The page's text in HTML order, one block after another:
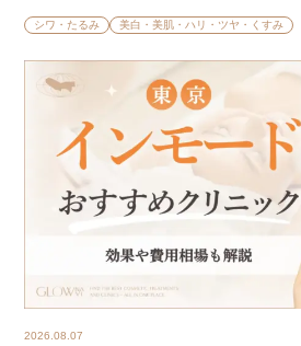
シワ・たるみ 美白・美肌・ハリ・ツヤ・くすみ
2026.08.07